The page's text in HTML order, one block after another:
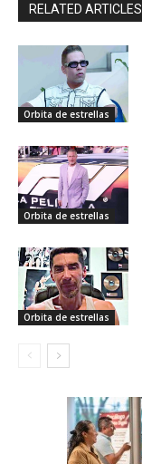
RELATED ARTICLES
Orbita de estrellas
Orbita de estrellas
Orbita de estrellas